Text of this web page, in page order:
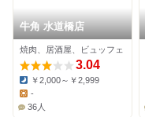
牛角 水道橋店
焼肉、居酒屋、ビュッフェ
3.04
Dinner:
￥2,000～￥2,999
Lunch:
-
36人